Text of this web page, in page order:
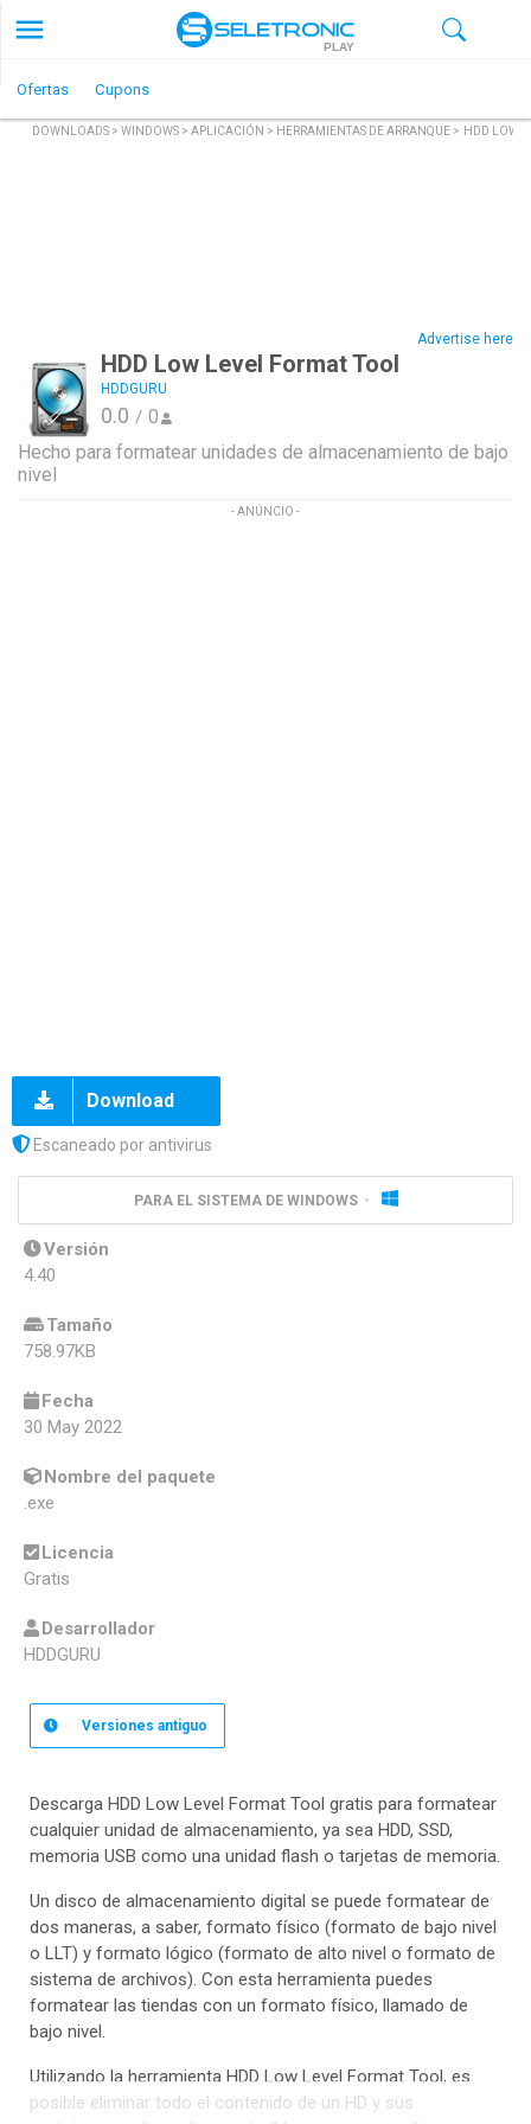
PLAY
Ofertas Cupons
DOWNLOADS > WINDOWS > APLICACIÓN > HERRAMIENTAS DE ARRANQUE > HDD LOW
Advertise here
HDD Low Level Format Tool
HDDGURU
0.0 / 0
Hecho para formatear unidades de almacenamiento de bajo
nivel
- ANÚNCIO -
Download
Escaneado por antivirus
PARA EL SISTEMA DE WINDOWS
Versión
4.40
Tamaño
758.97KB
Fecha
30 May 2022
Nombre del paquete
.exe
Licencia
Gratis
Desarrollador
HDDGURU
Versiones antiguo
Descarga HDD Low Level Format Tool gratis para formatear
cualquier unidad de almacenamiento, ya sea HDD, SSD,
memoria USB como una unidad flash o tarjetas de memoria.
Un disco de almacenamiento digital se puede formatear de
dos maneras, a saber, formato físico (formato de bajo nivel
o LLT) y formato lógico (formato de alto nivel o formato de
sistema de archivos). Con esta herramienta puedes
formatear las tiendas con un formato físico, llamado de
bajo nivel.
Utilizando la herramienta HDD Low Level Format Tool, es
posible eliminar todo el contenido de un HD y sus